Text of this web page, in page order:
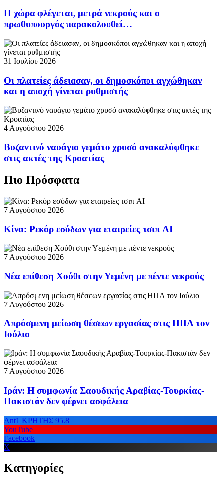
Η χώρα φλέγεται, μετρά νεκρούς και ο
πρωθυπουργός παρακολουθεί…
31 Ιουλίου 2026
Οι πλατείες άδειασαν, οι δημοσκόποι αγχώθηκαν
και η αποχή γίνεται ρυθμιστής
4 Αυγούστου 2026
Βυζαντινό ναυάγιο γεμάτο χρυσό ανακαλύφθηκε
στις ακτές της Κροατίας
Πιο Πρόσφατα
7 Αυγούστου 2026
Κίνα: Ρεκόρ εσόδων για εταιρείες τσιπ AI
7 Αυγούστου 2026
Νέα επίθεση Χούθι στην Υεμένη με πέντε νεκρούς
7 Αυγούστου 2026
Απρόσμενη μείωση θέσεων εργασίας στις ΗΠΑ τον
Ιούλιο
7 Αυγούστου 2026
Ιράν: Η συμφωνία Σαουδικής Αραβίας-Τουρκίας-
Πακιστάν δεν φέρνει ασφάλεια
Ant1 ΚΡΗΤΗΣ 95.8
YouTube
Facebook
X
Κατηγορίες